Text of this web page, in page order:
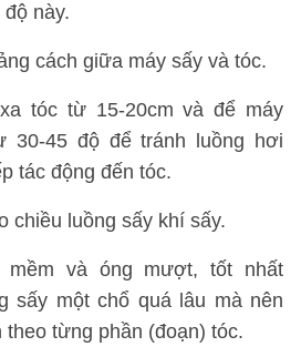
này.
cách giữa máy sấy và tóc.
tóc từ 15-20cm và để máy
30-45 độ để tránh luồng hơi
tác động đến tóc.
chiều luồng sấy khí sấy.
và óng mượt, tốt nhất
sấy một chổ quá lâu mà nên
theo từng phần (đoạn) tóc.